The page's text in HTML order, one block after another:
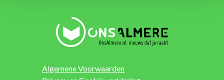
Algemene Voorwaarden